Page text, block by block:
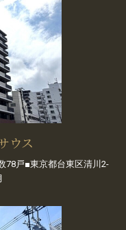
ウス
78戸■東京都台東区清川2-